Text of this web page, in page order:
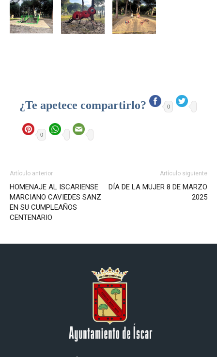
¿Te apetece compartirlo? 0
0
Artículo anterior
HOMENAJE AL ISCARIENSE
MARCIANO CAVIEDES SANZ
EN SU CUMPLEAÑOS
CENTENARIO
Artículo siguiente
DÍA DE LA MUJER 8 DE MARZO
2025